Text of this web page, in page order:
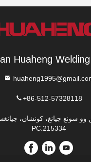
Huaheng Welding
+86-512-57328118
PC.215334